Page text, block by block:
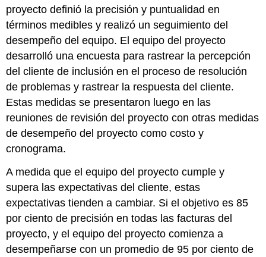
proyecto definió la precisión y puntualidad en
términos medibles y realizó un seguimiento del
desempeño del equipo. El equipo del proyecto
desarrolló una encuesta para rastrear la percepción
del cliente de inclusión en el proceso de resolución
de problemas y rastrear la respuesta del cliente.
Estas medidas se presentaron luego en las
reuniones de revisión del proyecto con otras medidas
de desempeño del proyecto como costo y
cronograma.
A medida que el equipo del proyecto cumple y
supera las expectativas del cliente, estas
expectativas tienden a cambiar. Si el objetivo es 85
por ciento de precisión en todas las facturas del
proyecto, y el equipo del proyecto comienza a
desempeñarse con un promedio de 95 por ciento de